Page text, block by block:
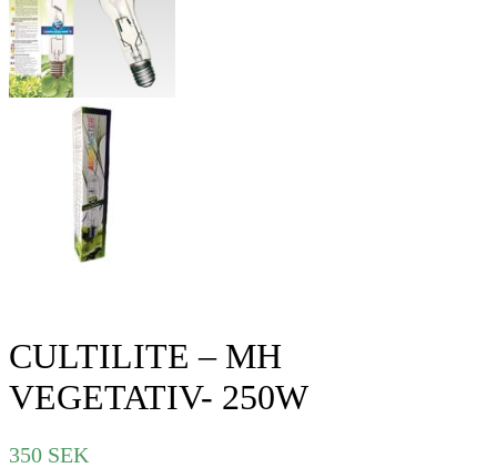
CULTILITE – MH
VEGETATIV- 250W
350 SEK